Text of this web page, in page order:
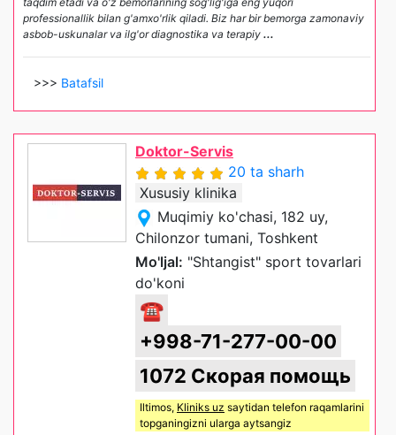
professionallik bilan g'amxo'rlik qiladi. Biz har bir bemorga zamonaviy
asbob-uskunalar va ilg'or diagnostika va terapiy ...
>>> Batafsil
Doktor-Servis
20 ta sharh
Xususiy klinika
Muqimiy ko'chasi, 182 uy,
Chilonzor tumani, Toshkent
Mo'ljal: "Shtangist" sport tovarlari
do'koni
☎
+998-71-277-00-00
1072 Скорая помощь
Iltimos, Kliniks uz saytidan telefon raqamlarini
topganingizni ularga aytsangiz